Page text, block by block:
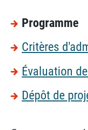
Programme
Critères
Évaluation
Dépôt de